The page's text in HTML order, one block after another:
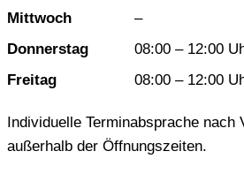
Mittwoch
–
Donnerstag
08:00 – 12:00
Freitag
08:00 – 12:00
Individuelle Terminabsprache nach
außerhalb der Öffnungszeiten.